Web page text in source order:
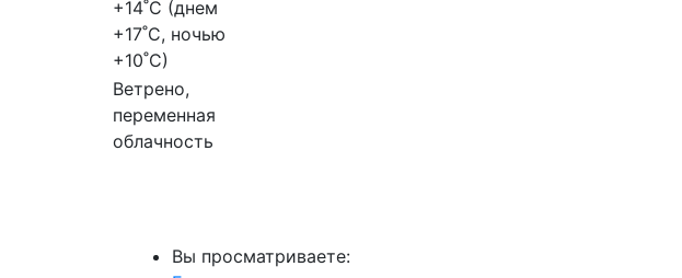
+14˚C (днем
+17˚C, ночью
+10˚C)
Ветрено,
переменная
облачность
Вы просматриваете: